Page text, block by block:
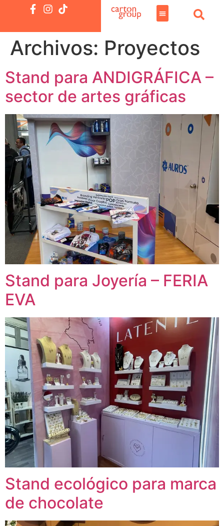
Archivos: Proyectos
Stand para ANDIGRÁFICA –
sector de artes gráficas
Stand para Joyería – FERIA
EVA
Stand ecológico para marca
de chocolate